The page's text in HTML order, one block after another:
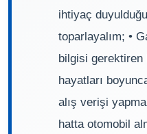
ihtiyaç
toparlayalım; •
bilgisi gerektiren
hayatları
alış verişi
hatta otomobil